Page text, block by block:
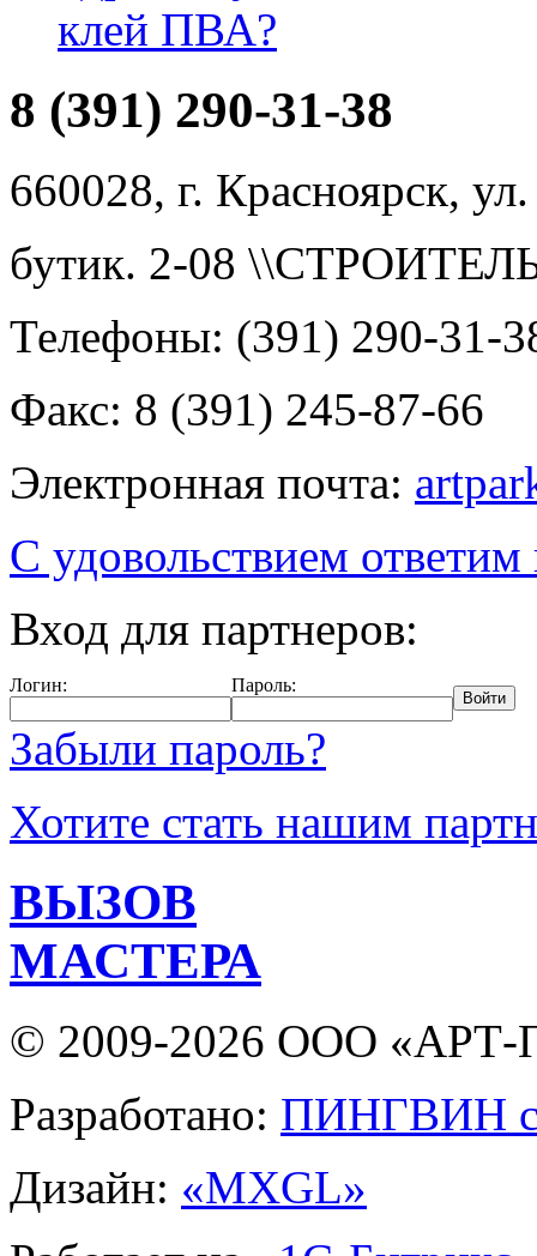
клей ПВА?
8 (391) 290-31-38
660028, г. Красноярск,
бутик. 2-08
Телефоны: (391) 290-31-
Факс: 8 (391) 245-87-66
Электронная почта:
С удовольствием
Вход для партнеров:
Логин: Пароль:
Забыли пароль?
Хотите стать нашим
ВЫЗОВ
МАСТЕРА
© 2009-2026 ООО «АРТ-
Разработано: ПИНГВИН
Дизайн: «MXGL»